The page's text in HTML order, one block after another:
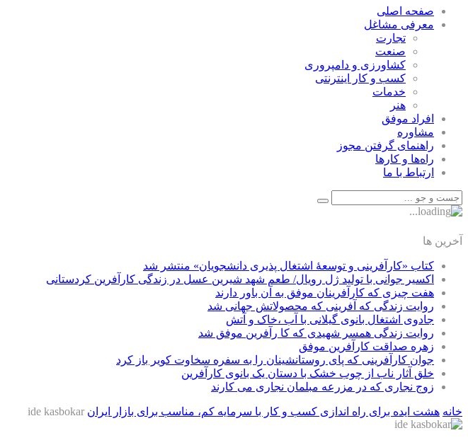
صفحه اصلی
معرفی مشاغل
تجارت
صنعت
كشاورزی و دامپروری
كسب و كار اينترنتی
خدمات
هنر
افراد موفق
مشاوره
راهنمای گرفتن مجوز
راه‌ها و كارها
ارتباط با ما
آخرین ها
کتاب «کارآفرینی و توسعۀ اشتغال پذیری دانشجویان» منتشر شد
اکسیر جوانی با تولید ژل رویال/ طعم شهد شیرین عسل‌ در زندگی کارآفرین کردستانی
هفت چیزی که کارآفرینان موفق به آن باور دارند
روایت زندگی که آفرینی که محصولاتش جهانی شد
جادوی اشتغال بانوی گیلانی با آب ،خاک و آتش
روایت زندگی همسر شهیدی که کا رآفرین موفق شد
زهره صداقت کارآفرین موفق
جوان کارآفرینی که پای روستانشینان را به سفره سخاوت کویر باز کرد
خلق آثار ناب از چوب خشک با دستان یک بانوی کارآفرین
زوج نجاری که در مزرعه مبلمان نجاری می کارند
خانه هشت ایده برای راه اندازی کسب و کار با سرمایه کم، مناسب برای بازار ایران ide kasbokar